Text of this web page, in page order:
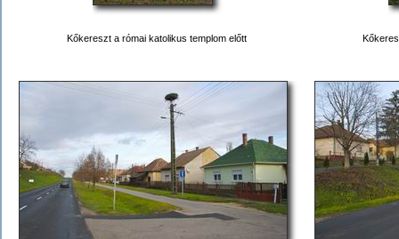
Kőkereszt a római katolikus templom előtt